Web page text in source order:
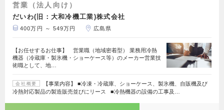
営業（法人向け）
だいわ(旧：大和冷機工業)株式会社
400万円 ～ 549万円 広島県
【お任せするお仕事】 営業職（地域密着型） 業務用冷熱
機器（冷蔵庫・製氷機・ショーケース等）のメーカー営業技
術職として、地…
会社概要
【事業内容】 ■冷凍・冷蔵庫、ショーケース、製氷機、自販機及び
冷熱対応製品の製造販売並びにリース ■冷熱機器の設備の工事及…